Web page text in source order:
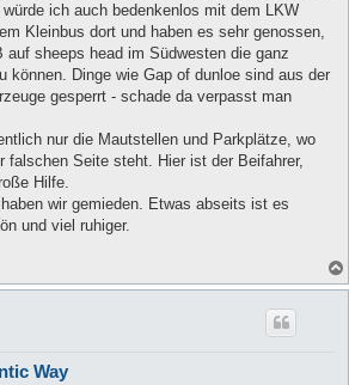
ich auch bedenkenlos mit dem LKW
Kleinbus dort und haben es sehr genossen,
auf sheeps head im Südwesten die ganz
können. Dinge wie Gap of dunloe sind aus der
gesperrt - schade da verpasst man
nur die Mautstellen und Parkplätze, wo
falschen Seite steht. Hier ist der Beifahrer,
Hilfe.
wir gemieden. Etwas abseits ist es
und viel ruhiger.
Way